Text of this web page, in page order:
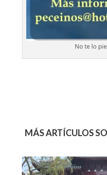
No te lo
MÁS ARTÍCULOS